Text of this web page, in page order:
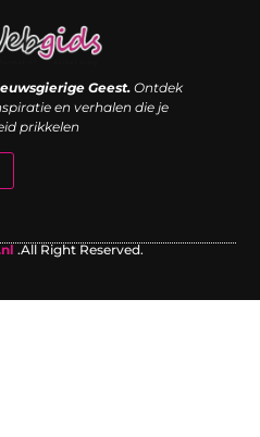
Geest. Ontdek
en verhalen die je
prikkelen
.All Right Reserved.